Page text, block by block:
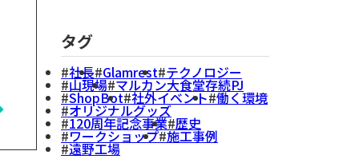
タグ
社長 Glamrest テクノロジー
山現場 マルカン大食堂存続PJ
ShopBot 社外イベント 働く環境
オリジナルグッズ
120周年記念事業 歴史
ワークショップ 施工事例
遠野工場